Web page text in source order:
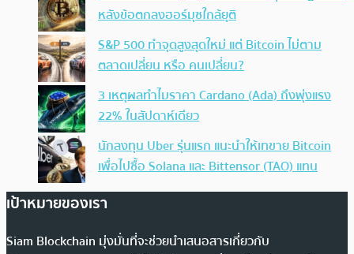
หลังข้อตกลงฮอร์มุซใกล้ยุติ
S&P 500 ทำจุดสูงสุดใหม่ แต่ Bitcoin ไม่ตาม
ตลาดเปลี่ยน หรือ คนเปลี่ยน?
3 เหตุผลทำไมราคา Cardano (Ada) ถึงพุ่งแรง
22% ในสัปดาห์เดียว
นักลงทุน Uber รุ่นแรก แนะนำให้เทขาย Bitcoin
เพื่อไปซื้อ Solana และ Bittensor (TAO) แทน
เป้าหมายของเรา
Siam Blockchain มุ่งมั่นที่จะช่วยนำเสนอสารเกี่ยวกับ